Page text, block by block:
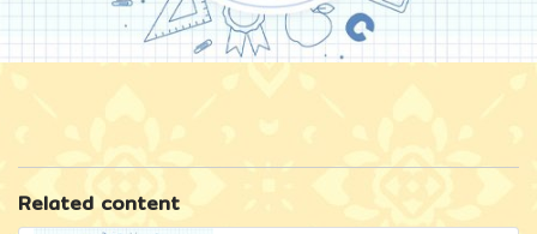
Related content